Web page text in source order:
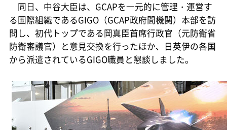
同日、中谷大臣は、GCAPを一元的に管理・運営す
る国際組織であるGIGO（GCAP政府間機関）本部を訪
問し、初代トップである岡真臣首席行政官（元防衛省
防衛審議官）と意見交換を行ったほか、日英伊の各国
から派遣されているGIGO職員と懇談しました。